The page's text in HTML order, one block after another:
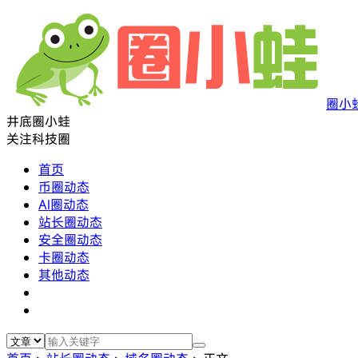
圈小
井底圈小蛙
关注科技圈
首页
币圈动态
AI圈动态
站长圈动态
安全圈动态
卡圈动态
其他动态